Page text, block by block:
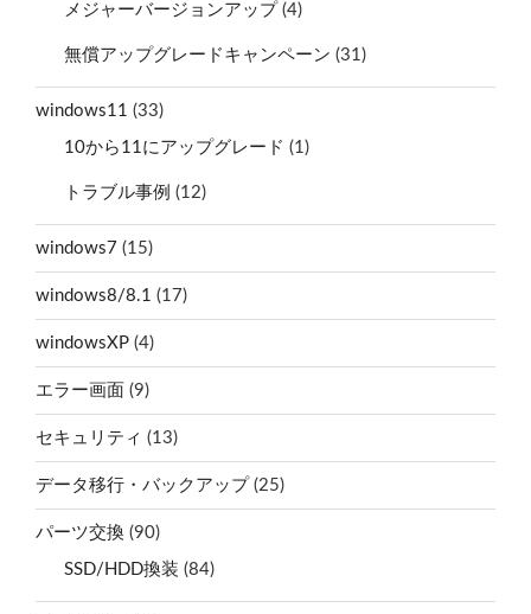
メジャーバージョンアップ (4)
無償アップグレードキャンペーン (31)
windows11 (33)
10から11にアップグレード (1)
トラブル事例 (12)
windows7 (15)
windows8/8.1 (17)
windowsXP (4)
エラー画面 (9)
セキュリティ (13)
データ移行・バックアップ (25)
パーツ交換 (90)
SSD/HDD換装 (84)